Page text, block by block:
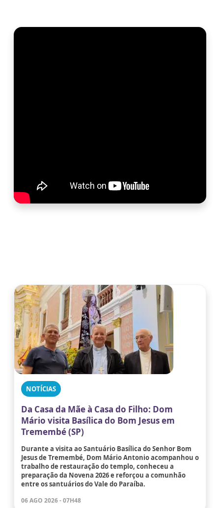
NOTÍCIAS
Da Casa da Mãe à Casa do Filho: Dom
Mário visita Basílica do Bom Jesus em
Tremembé (SP)
Durante a visita ao Santuário Basílica do Senhor Bom
Jesus de Tremembé, Dom Mário Antonio acompanhou o
trabalho de restauração do templo, conheceu a
preparação da Novena 2026 e reforçou a comunhão
entre os santuários do Vale do Paraíba.
06 AGO 2026 - 07H48